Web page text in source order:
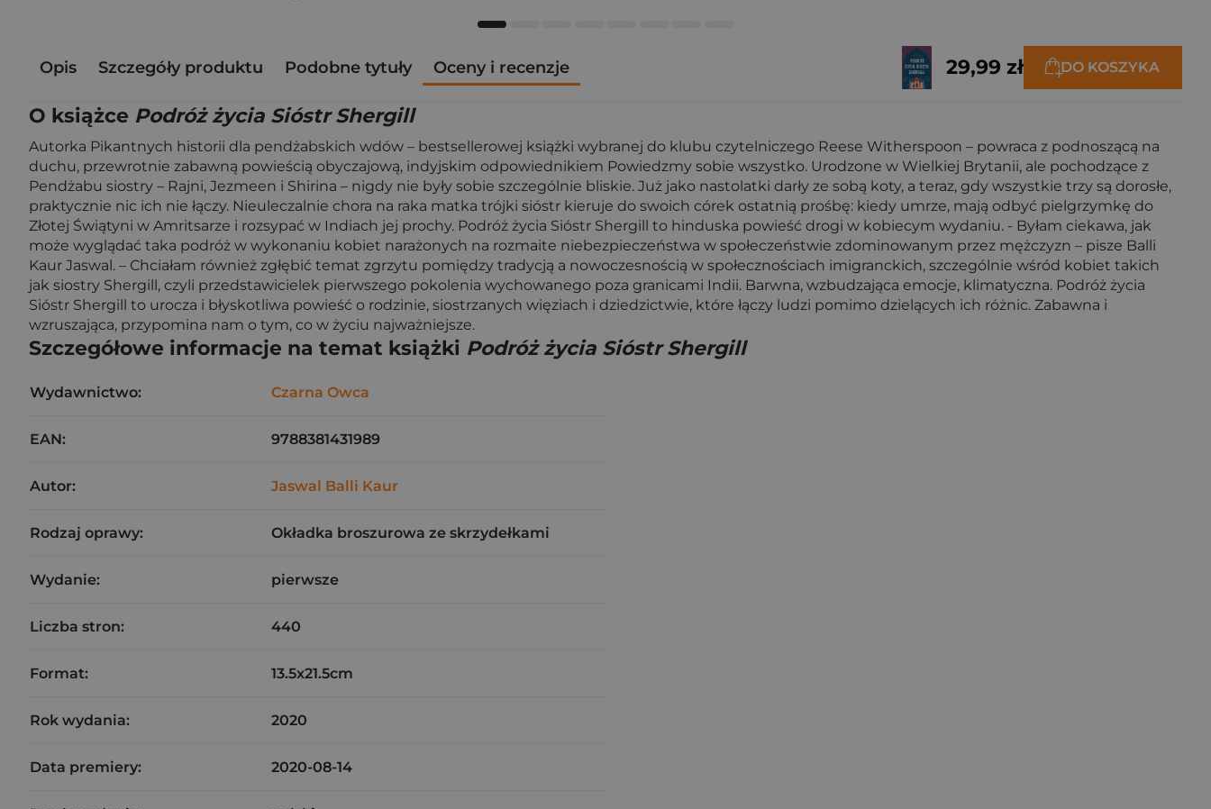
Opis Szczegóły produktu Podobne tytuły Oceny i recenzje 29,99 zł DO KOSZYKA
O książce Podróż życia Sióstr Shergill
Autorka Pikantnych historii dla pendżabskich wdów – bestsellerowej książki wybranej do klubu czytelniczego Reese Witherspoon – powraca z podnoszącą na
duchu, przewrotnie zabawną powieścią obyczajową, indyjskim odpowiednikiem Powiedzmy sobie wszystko. Urodzone w Wielkiej Brytanii, ale pochodzące z
Pendżabu siostry – Rajni, Jezmeen i Shirina – nigdy nie były sobie szczególnie bliskie. Już jako nastolatki darły ze sobą koty, a teraz, gdy wszystkie trzy są dorosłe,
praktycznie nic ich nie łączy. Nieuleczalnie chora na raka matka trójki sióstr kieruje do swoich córek ostatnią prośbę: kiedy umrze, mają odbyć pielgrzymkę do
Złotej Świątyni w Amritsarze i rozsypać w Indiach jej prochy. Podróż życia Sióstr Shergill to hinduska powieść drogi w kobiecym wydaniu. - Byłam ciekawa, jak
może wyglądać taka podróż w wykonaniu kobiet narażonych na rozmaite niebezpieczeństwa w społeczeństwie zdominowanym przez mężczyzn – pisze Balli
Kaur Jaswal. – Chciałam również zgłębić temat zgrzytu pomiędzy tradycją a nowoczesnością w społecznościach imigranckich, szczególnie wśród kobiet takich
jak siostry Shergill, czyli przedstawicielek pierwszego pokolenia wychowanego poza granicami Indii. Barwna, wzbudzająca emocje, klimatyczna. Podróż życia
Sióstr Shergill to urocza i błyskotliwa powieść o rodzinie, siostrzanych więziach i dziedzictwie, które łączy ludzi pomimo dzielących ich różnic. Zabawna i
wzruszająca, przypomina nam o tym, co w życiu najważniejsze.
Szczegółowe informacje na temat książki Podróż życia Sióstr Shergill
Wydawnictwo: Czarna Owca
EAN: 9788381431989
Autor: Jaswal Balli Kaur
Rodzaj oprawy: Okładka broszurowa ze skrzydełkami
Wydanie: pierwsze
Liczba stron: 440
Format: 13.5x21.5cm
Rok wydania: 2020
Data premiery: 2020-08-14